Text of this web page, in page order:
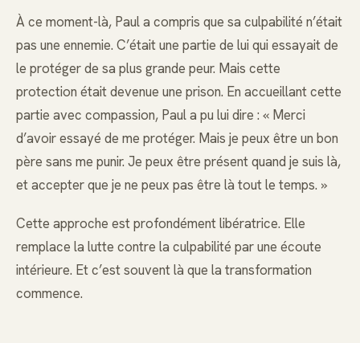
À ce moment-là, Paul a compris que sa culpabilité n’était
pas une ennemie. C’était une partie de lui qui essayait de
le protéger de sa plus grande peur. Mais cette
protection était devenue une prison. En accueillant cette
partie avec compassion, Paul a pu lui dire : « Merci
d’avoir essayé de me protéger. Mais je peux être un bon
père sans me punir. Je peux être présent quand je suis là,
et accepter que je ne peux pas être là tout le temps. »
Cette approche est profondément libératrice. Elle
remplace la lutte contre la culpabilité par une écoute
intérieure. Et c’est souvent là que la transformation
commence.